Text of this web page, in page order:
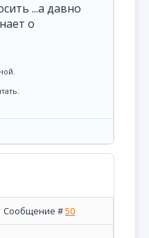
...а давно
о
| Сообщение #50